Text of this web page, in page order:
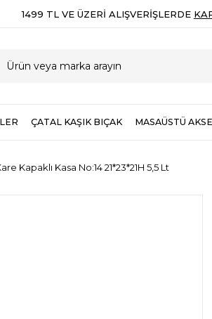
1499 TL VE ÜZERI ALIŞVERIŞLERDE
ÇATAL KAŞIK BIÇAK MASAÜSTÜ
Kapaklı Kasa No:14 21*23*21H 5,5 Lt